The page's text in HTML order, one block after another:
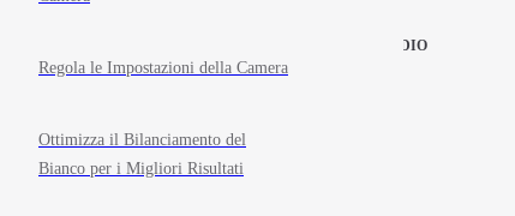
Regola le Impostazioni della Camera
Ottimizza il Bilanciamento del
Bianco per i Migliori Risultati
STOP MOTION STUDIO
Home